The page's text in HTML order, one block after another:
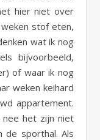
hier niet over
stof eten,
wat ik nog
bijvoorbeeld,
of waar ik nog
weken keihard
appartement.
het zijn niet
de sporthal. Als